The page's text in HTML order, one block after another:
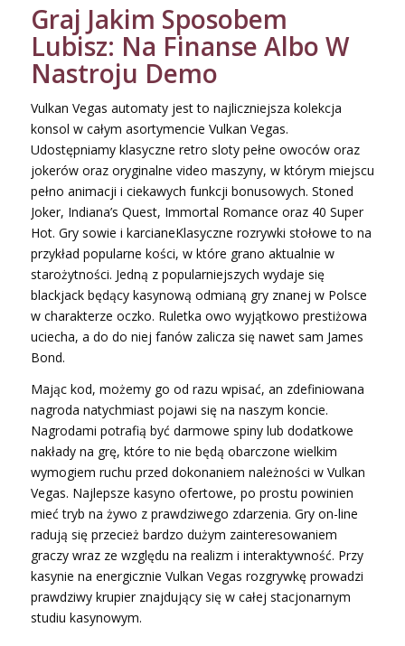
Graj Jakim Sposobem
Lubisz: Na Finanse Albo W
Nastroju Demo
Vulkan Vegas automaty jest to najliczniejsza kolekcja
konsol w całym asortymencie Vulkan Vegas.
Udostępniamy klasyczne retro sloty pełne owoców oraz
jokerów oraz oryginalne video maszyny, w którym miejscu
pełno animacji i ciekawych funkcji bonusowych. Stoned
Joker, Indiana’s Quest, Immortal Romance oraz 40 Super
Hot. Gry sowie i karcianeKlasyczne rozrywki stołowe to na
przykład popularne kości, w które grano aktualnie w
starożytności. Jedną z popularniejszych wydaje się
blackjack będący kasynową odmianą gry znanej w Polsce
w charakterze oczko. Ruletka owo wyjątkowo prestiżowa
uciecha, a do do niej fanów zalicza się nawet sam James
Bond.
Mając kod, możemy go od razu wpisać, an zdefiniowana
nagroda natychmiast pojawi się na naszym koncie.
Nagrodami potrafią być darmowe spiny lub dodatkowe
nakłady na grę, które to nie będą obarczone wielkim
wymogiem ruchu przed dokonaniem należności w Vulkan
Vegas. Najlepsze kasyno ofertowe, po prostu powinien
mieć tryb na żywo z prawdziwego zdarzenia. Gry on-line
radują się przecież bardzo dużym zainteresowaniem
graczy wraz ze względu na realizm i interaktywność. Przy
kasynie na energicznie Vulkan Vegas rozgrywkę prowadzi
prawdziwy krupier znajdujący się w całej stacjonarnym
studiu kasynowym.